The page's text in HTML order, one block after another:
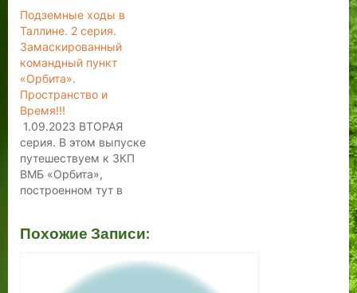
Подземные ходы в
Таллине. 2 серия.
Замаскированный
командный пункт
«Орбита».
Пространство и
Время!!!
1.09.2023 ВТОРАЯ
серия. В этом выпуске
путешествуем к ЗКП
ВМБ «Орбита»,
построенном тут в
пятидесятых и
века. Что же тут было и
могли ли военные
Похожие Записи: